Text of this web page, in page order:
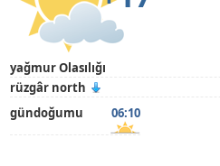
yağmur Olasılığı
rüzgâr north
gündoğumu
06:10